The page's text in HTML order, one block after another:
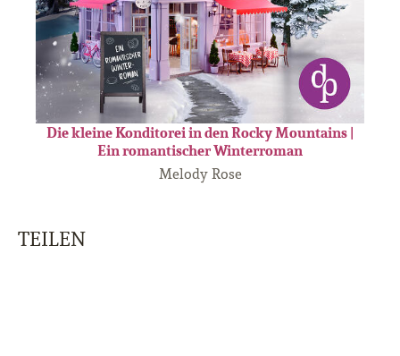
Die kleine Konditorei in den Rocky Mountains |
Ein romantischer Winterroman
Melody Rose
TEILEN